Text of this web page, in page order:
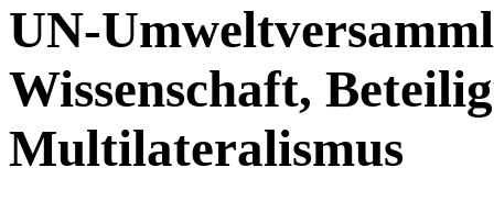
UN-
Wissenschaft,
Multilateralismus